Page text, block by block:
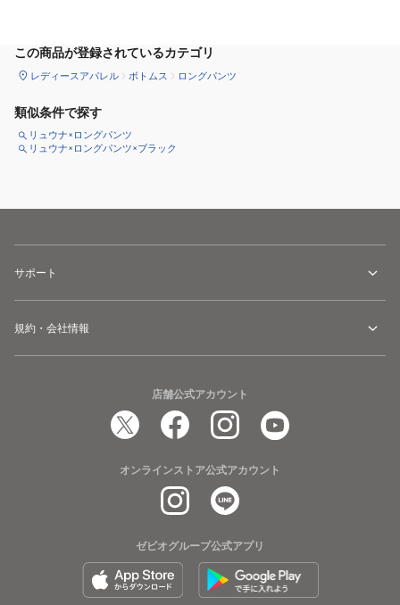
この商品が登録されているカテゴリ
レディースアパレル ボトムス ロングパンツ
類似条件で探す
リュウナ×ロングパンツ
リュウナ×ロングパンツ×ブラック
サポート
規約・会社情報
店舗公式アカウント
オンラインストア公式アカウント
ゼビオグループ公式アプリ